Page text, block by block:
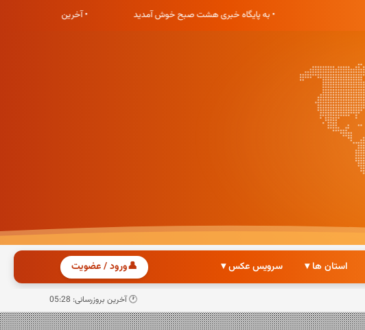
• به پایگاه خبری هشت صبح خوش آمدید
استان ها ▾ سرویس عکس ▾ 👤ورود / عضویت
🕐 آخرین بروزرسانی: 05:28